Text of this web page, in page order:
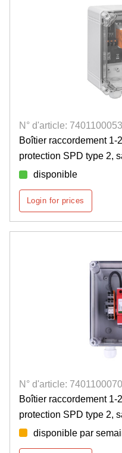
N° d'article: 7401100053
Boîtier raccordement 1-
protection SPD type 2,
disponible
Login for prices
N° d'article: 7401100070
Boîtier raccordement 1-
protection SPD type 2,
disponible par